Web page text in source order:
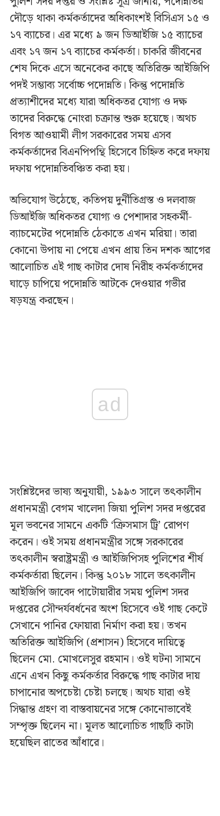
দৌড়ে থাকা কর্মকর্তাদের অধিকাংশই বিসিএস ১৫ ও
১৭ ব্যাচের। এর মধ্যে ৯ জন ডিআইজি ১৫ ব্যাচের
এবং ১৭ জন ১৭ ব্যাচের কর্মকর্তা। চাকরি জীবনের
শেষ দিকে এসে অনেকের কাছে অতিরিক্ত আইজিপি
পদই সম্ভাব্য সর্বোচ্চ পদোন্নতি। কিন্তু পদোন্নতি
প্রত্যাশীদের মধ্যে যারা অধিকতর যোগ্য ও দক্ষ
তাদের বিরুদ্ধে নোংরা চক্রান্ত শুরু হয়েছে। অথচ
বিগত আওয়ামী লীগ সরকারের সময় এসব
কর্মকর্তাদের বিএনপিপন্থি হিসেবে চিহ্নিত করে দফায়
দফায় পদোন্নতিবঞ্চিত করা হয়।
অভিযোগ উঠেছে, কতিপয় দুর্নীতিগ্রস্ত ও দলবাজ
ডিআইজি অধিকতর যোগ্য ও পেশাদার সহকর্মী-
ব্যাচমেটের পদোন্নতি ঠেকাতে এখন মরিয়া। তারা
কোনো উপায় না পেয়ে এখন প্রায় তিন দশক আগের
আলোচিত এই গাছ কাটার দোষ নিরীহ কর্মকর্তাদের
ঘাড়ে চাপিয়ে পদোন্নতি আটকে দেওয়ার গভীর
ষড়যন্ত্র করছেন।
ad
সংশ্লিষ্টদের ভাষ্য অনুযায়ী, ১৯৯৩ সালে তৎকালীন
প্রধানমন্ত্রী বেগম খালেদা জিয়া পুলিশ সদর দপ্তরের
মূল ভবনের সামনে একটি ‘ক্রিসমাস ট্রি’ রোপণ
করেন। ওই সময় প্রধানমন্ত্রীর সঙ্গে সরকারের
তৎকালীন স্বরাষ্ট্রমন্ত্রী ও আইজিপিসহ পুলিশের শীর্ষ
কর্মকর্তারা ছিলেন। কিন্তু ২০১৮ সালে তৎকালীন
আইজিপি জাবেদ পাটোয়ারীর সময় পুলিশ সদর
দপ্তরের সৌন্দর্যবর্ধনের অংশ হিসেবে ওই গাছ কেটে
সেখানে পানির ফোয়ারা নির্মাণ করা হয়। তখন
অতিরিক্ত আইজিপি (প্রশাসন) হিসেবে দায়িত্বে
ছিলেন মো. মোখলেসুর রহমান। ওই ঘটনা সামনে
এনে এখন কিছু কর্মকর্তার বিরুদ্ধে গাছ কাটার দায়
চাপানোর অপচেষ্টা চেষ্টা চলছে। অথচ যারা ওই
সিদ্ধান্ত গ্রহণ বা বাস্তবায়নের সঙ্গে কোনোভাবেই
সম্পৃক্ত ছিলেন না। মূলত আলোচিত গাছটি কাটা
হয়েছিল রাতের আঁধারে।